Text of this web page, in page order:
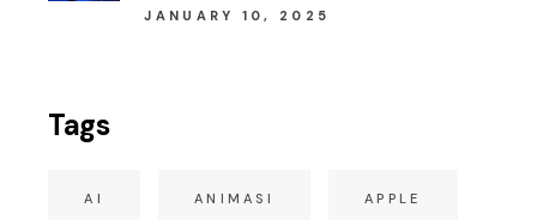
JANUARY 10, 2025
Tags
AI ANIMASI APPLE